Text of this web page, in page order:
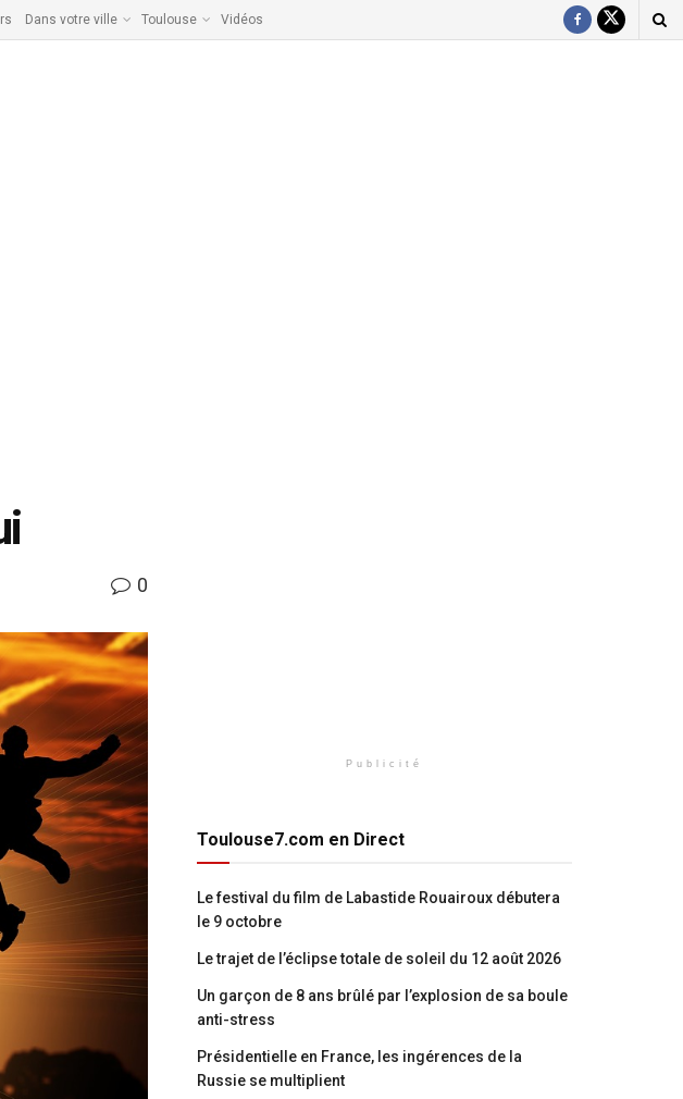
Dans votre ville Toulouse Vidéos
0
Publicité
Toulouse7.com en Direct
Le festival du film de Labastide Rouairoux débutera
le 9 octobre
Le trajet de l’éclipse totale de soleil du 12 août 2026
Un garçon de 8 ans brûlé par l’explosion de sa boule
anti-stress
Présidentielle en France, les ingérences de la
Russie se multiplient